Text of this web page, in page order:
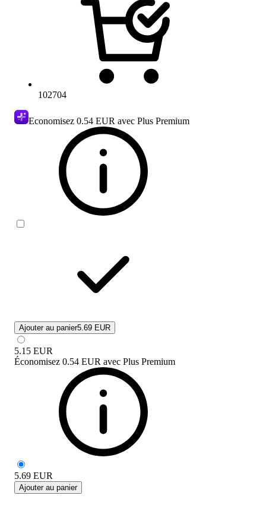
102704
Economisez 0.54 EUR avec Plus Premium
Ajouter au panier5.69 EUR
5.15 EUR
Économisez 0.54 EUR avec Plus Premium
5.69 EUR
Ajouter au panier